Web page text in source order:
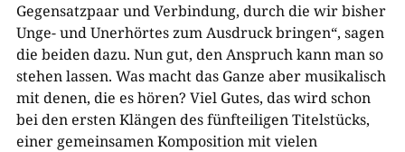
Gegensatzpaar und Verbindung, durch die wir bisher
Unge- und Unerhörtes zum Ausdruck bringen“, sagen
die beiden dazu. Nun gut, den Anspruch kann man so
stehen lassen. Was macht das Ganze aber musikalisch
mit denen, die es hören? Viel Gutes, das wird schon
bei den ersten Klängen des fünfteiligen Titelstücks,
einer gemeinsamen Komposition mit vielen